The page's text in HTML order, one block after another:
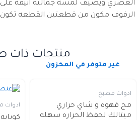
العصري ويضيف لمسة جمالية أنيقة على
الرفوف مكون من قطعتين القطعه تكون 200 ملي
منتجات ذات
غير متوفر في المخزون
ادوات مطبخ
مج قهوه و شاي حراري
ميتالك لحفظ الحراره سهله
ادوات
كوبايه